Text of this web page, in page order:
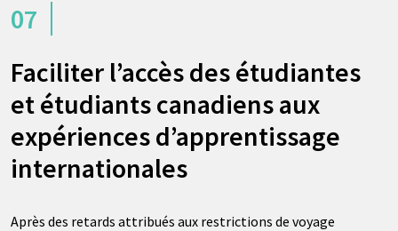
07
Faciliter l’accès des étudiantes
et étudiants canadiens aux
expériences d’apprentissage
internationales
Après des retards attribués aux restrictions de voyage